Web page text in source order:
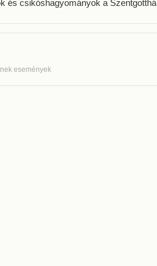
és csikóshagyományok a
események
emlékezés örök"